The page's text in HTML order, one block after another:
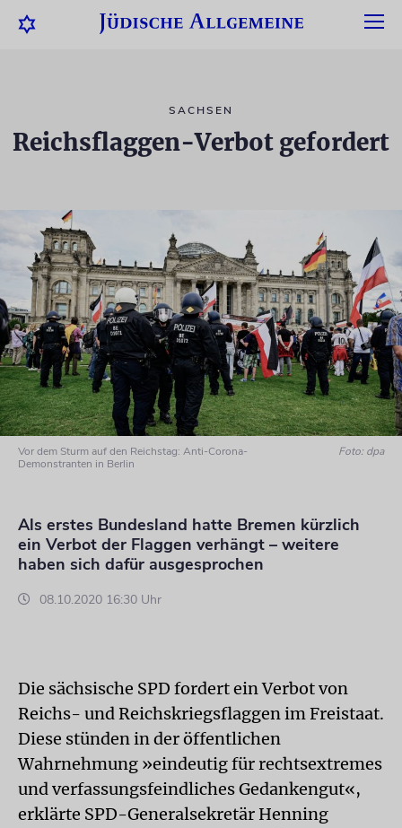
SACHSEN
Reichsflaggen-Verbot gefordert
Vor dem Sturm auf den Reichstag: Anti-Corona-
Demonstranten in Berlin
Foto: dpa
Als erstes Bundesland hatte Bremen kürzlich
ein Verbot der Flaggen verhängt – weitere
haben sich dafür ausgesprochen
08.10.2020 16:30 Uhr
Die sächsische SPD fordert ein Verbot von
Reichs- und Reichskriegsflaggen im Freistaat.
Diese stünden in der öffentlichen
Wahrnehmung »eindeutig für rechtsextremes
und verfassungsfeindliches Gedankengut«,
erklärte SPD-Generalsekretär Henning